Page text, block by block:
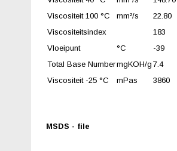
Viscositeit 100 °C
mm²/s
22.80
Viscositeitsindex
183
Vloeipunt
°C
-39
Total Base NumbermgKOH/g 7.4
Viscositeit -25 °C
mPas 3860
MSDS - file